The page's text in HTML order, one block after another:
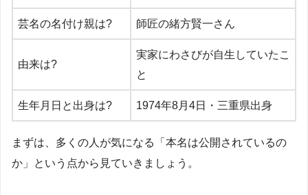
芸名の名付け親は? 師匠の緒方賢一さん
由来は?
実家にわさびが自生していたこ
と
生年月日と出身は? 1974年8月4日・三重県出身
まずは、多くの人が気になる「本名は公開されているの
か」という点から見ていきましょう。